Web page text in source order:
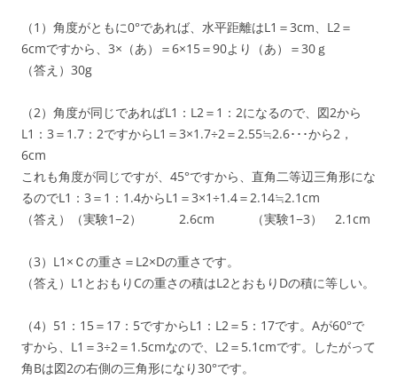
（1）角度がともに0°であれば、水平距離はL1＝3cm、L2＝
6cmですから、3×（あ）＝6×15＝90より（あ）＝30ｇ
（答え）30g
（2）角度が同じであればL1：L2＝1：2になるので、図2から
L1：3＝1.7：2ですからL1＝3×1.7÷2＝2.55≒2.6･･･から2，
6cm
これも角度が同じですが、45°ですから、直角二等辺三角形にな
るのでL1：3＝1：1.4からL1＝3×1÷1.4＝2.14≒2.1cm
（答え）（実験1−2） 2.6cm （実験1−3） 2.1cm
（3）L1×Ｃの重さ＝L2×Dの重さです。
（答え）L1とおもりCの重さの積はL2とおもりDの積に等しい。
（4）51：15＝17：5ですからL1：L2＝5：17です。Aが60°で
すから、L1＝3÷2＝1.5cmなので、L2＝5.1cmです。したがって
角Bは図2の右側の三角形になり30°です。